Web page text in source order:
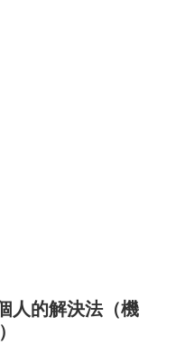
人的解決法（機